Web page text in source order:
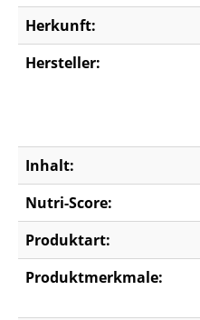
Herkunft:
Hersteller:
Inhalt:
Nutri-Score:
Produktart:
Produktmerkmale: